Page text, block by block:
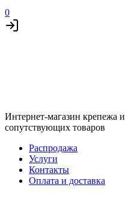
0
Интернет-магазин крепежа и
сопутствующих товаров
Распродажа
Услуги
Контакты
Оплата и доставка